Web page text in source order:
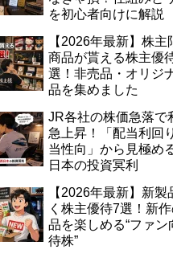
を初心者向けに解説
【2026年最新】株主
商品が貰える株主優
選！非売品・オリジ
品を集めました
JR各社の株価急落で
急上昇！「配当利回
当性向」から見極め
日本の投資冥利
【2026年最新】新製
く株主優待7選！新
品を楽しめる“ファン
待株”